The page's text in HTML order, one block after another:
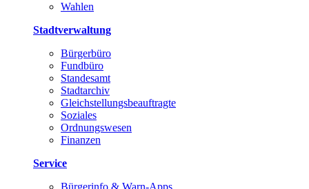
Wahlen
Stadtverwaltung
Bürgerbüro
Fundbüro
Standesamt
Stadtarchiv
Gleichstellungsbeauftragte
Soziales
Ordnungswesen
Finanzen
Service
Bürgerinfo & Warn-Apps